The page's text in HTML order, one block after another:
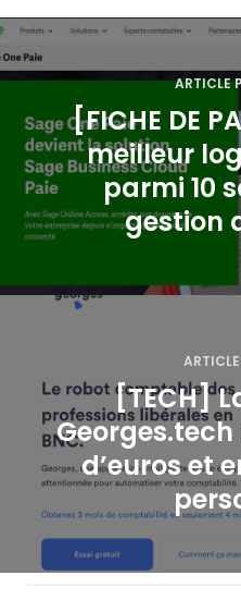
N
a
l
ARTICLE
[FICHE DE
meilleur
parmi 10
gestion
[TECH]
Georges.tech
d’euros et